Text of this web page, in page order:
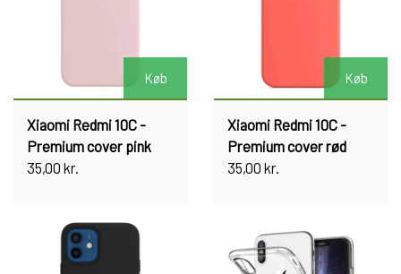
Køb
Xiaomi Redmi 10C -
Premium cover pink
35,00 kr.
Køb
Xiaomi Redmi 10C -
Premium cover rød
35,00 kr.